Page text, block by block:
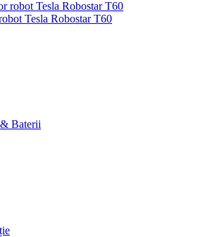
Tesla Robostar T60
Baterii